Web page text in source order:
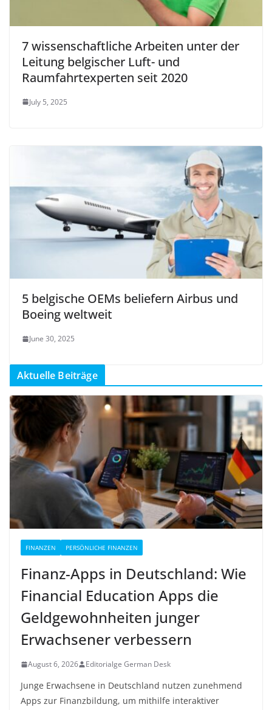
7 wissenschaftliche Arbeiten unter der
Leitung belgischer Luft- und
Raumfahrtexperten seit 2020
July 5, 2025
5 belgische OEMs beliefern Airbus und
Boeing weltweit
June 30, 2025
Aktuelle Beiträge
FINANZEN PERSÖNLICHE FINANZEN
Finanz-Apps in Deutschland: Wie
Financial Education Apps die
Geldgewohnheiten junger
Erwachsener verbessern
August 6, 2026 Editorialge German Desk
Junge Erwachsene in Deutschland nutzen zunehmend
Apps zur Finanzbildung, um mithilfe interaktiver